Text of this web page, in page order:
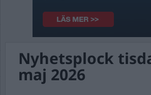
Nyhetsplock
maj 2026